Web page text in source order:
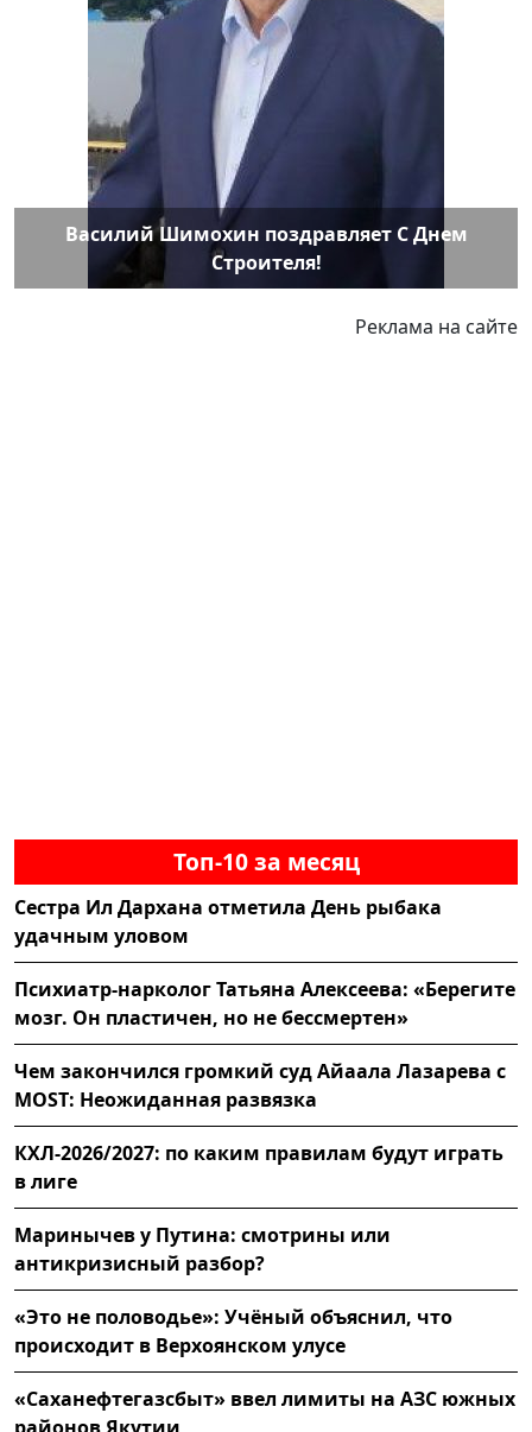
Василий Шимохин поздравляет С Днем
Строителя!
Реклама на сайте
Топ-10 за месяц
Сестра Ил Дархана отметила День рыбака
удачным уловом
Психиатр-нарколог Татьяна Алексеева: «Берегите
мозг. Он пластичен, но не бессмертен»
Чем закончился громкий суд Айаала Лазарева с
MOST: Неожиданная развязка
КХЛ-2026/2027: по каким правилам будут играть
в лиге
Маринычев у Путина: смотрины или
антикризисный разбор?
«Это не половодье»: Учёный объяснил, что
происходит в Верхоянском улусе
«Саханефтегазсбыт» ввел лимиты на АЗС южных